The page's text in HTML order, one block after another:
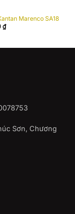
Marenco SA18
₫
Sơn, Chương